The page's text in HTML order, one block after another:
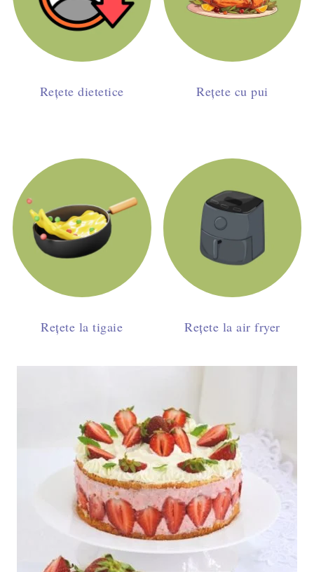
Rețete dietetice Rețete cu pui
Rețete la tigaie Rețete la air fryer